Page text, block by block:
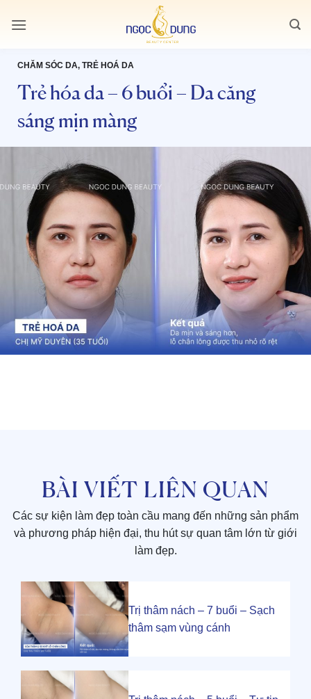
qua
dungCHĂM SÓC DA, TRẺ HOÁ DA
Trẻ hóa da – 6 buổi – Da căng
sáng mịn màng
BÀI VIẾT LIÊN QUAN
Các sự kiện làm đẹp toàn cầu mang đến những sản phẩm
và phương pháp hiện đại, thu hút sự quan tâm lớn từ giới
làm đẹp.
Trị thâm nách – 7 buổi – Sạch
thâm sạm vùng cánh